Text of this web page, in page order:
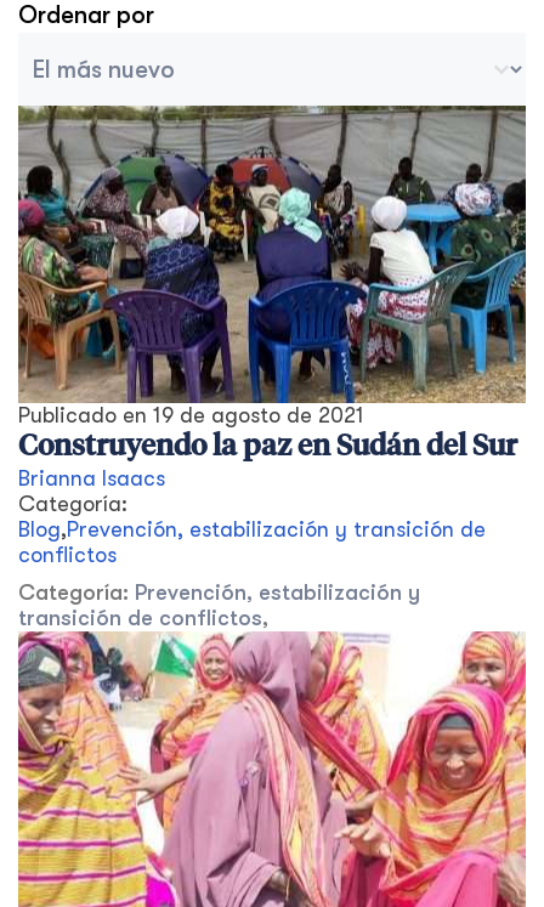
Ordenar por
Publicado en 19 de agosto de 2021
Construyendo la paz en Sudán del Sur
Brianna Isaacs
Categoría:
Blog,Prevención, estabilización y transición de
conflictos
Categoría: Prevención, estabilización y
transición de conflictos,